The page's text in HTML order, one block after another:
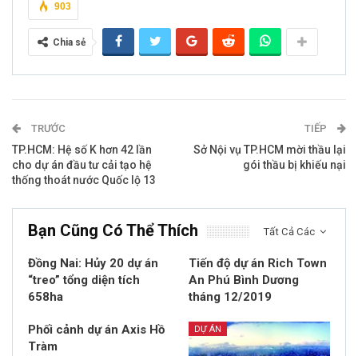
903
Chia sẻ
TRƯỚC
TP.HCM: Hệ số K hơn 42 lần
cho dự án đầu tư cải tạo hệ
thống thoát nước Quốc lộ 13
TIẾP
Sở Nội vụ TP.HCM mời thầu lại
gói thầu bị khiếu nại
Tất Cả Các
Bạn Cũng Có Thể Thích
Đồng Nai: Hủy 20 dự án
“treo” tổng diện tích
658ha
Tiến độ dự án Rich Town
An Phú Bình Dương
tháng 12/2019
Phối cảnh dự án Axis Hồ
Tràm
DỰ ÁN